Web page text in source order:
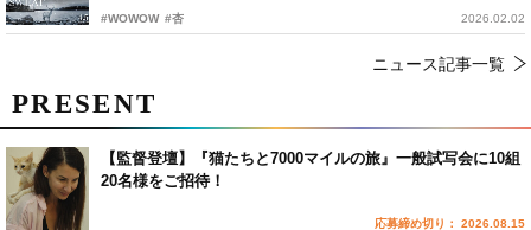
#WOWOW #杏 2026.02.02
ニュース記事一覧
PRESENT
【監督登壇】『猫たちと7000マイルの旅』一般試写会に10組
20名様をご招待！
応募締め切り： 2026.08.15